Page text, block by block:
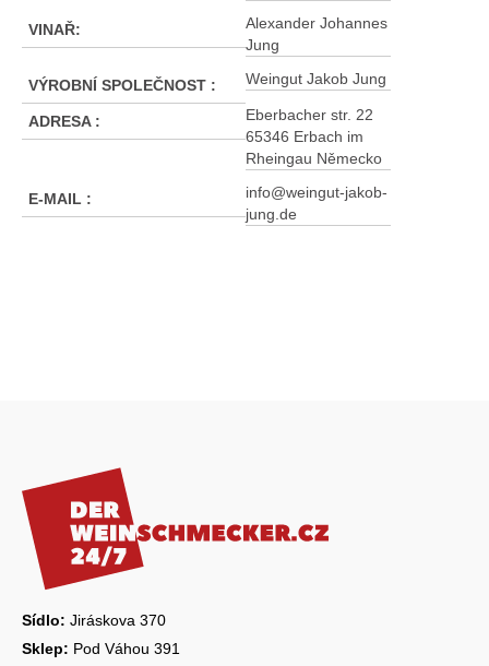
VINAŘ:
Alexander Johannes
Jung
VÝROBNÍ SPOLEČNOST : Weingut Jakob Jung
ADRESA :
Eberbacher str. 22
65346 Erbach im
Rheingau Německo
E-MAIL :
info@weingut-jakob-
jung.de
Sídlo: Jiráskova 370
Sklep: Pod Váhou 391